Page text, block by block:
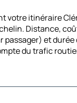
votre itinéraire
Distance,
passager) et
du trafic